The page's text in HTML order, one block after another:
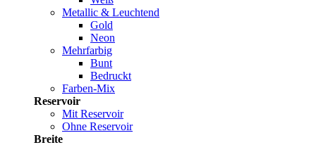
Metallic & Leuchtend
Gold
Neon
Mehrfarbig
Bunt
Bedruckt
Farben-Mix
Reservoir
Mit Reservoir
Ohne Reservoir
Breite